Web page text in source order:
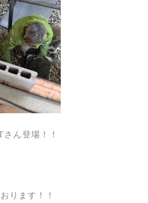
ん登場！！
ります！！